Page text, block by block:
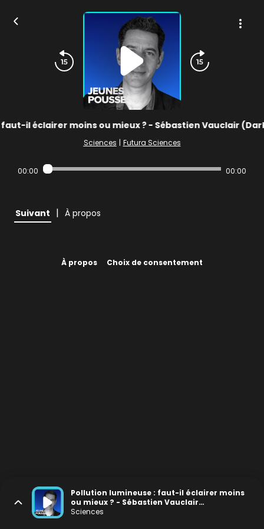
il éclairer moins ou mieux ? - Sébastien Vauclair
Sciences | Futura Sciences
00:00 00:00
Suivant | À propos
À propos Choix de consentement
Pollution lumineuse : faut-il éclairer moins
ou mieux ? - Sébastien Vauclair
(DarkSkyLab) [REDIF spéciale Nuit des
Sciences